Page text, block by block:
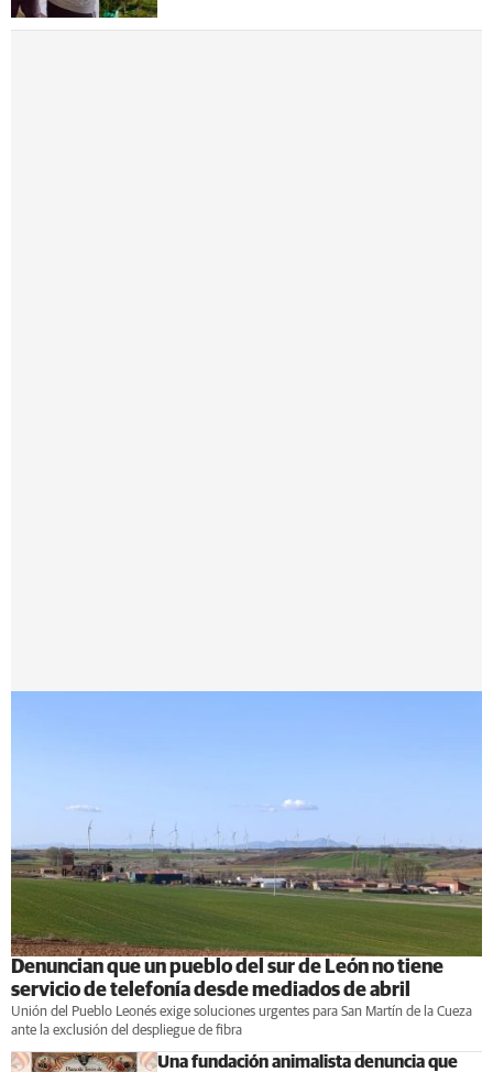
Denuncian que un pueblo del sur de León no tiene
servicio de telefonía desde mediados de abril
Unión del Pueblo Leonés exige soluciones urgentes para San Martín de la Cueza
ante la exclusión del despliegue de fibra
Una fundación animalista denuncia que